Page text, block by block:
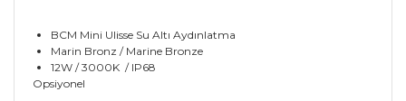
BCM Mini Ulisse Su Altı Aydınlatma
Marin Bronz / Marine Bronze
12W / 3000K / IP68
Opsiyonel